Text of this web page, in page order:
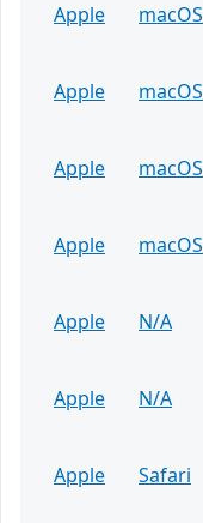
Apple
macOS
Apple
macOS
Apple
macOS
Apple
macOS
Apple
N/A
Apple
N/A
Apple
Safari